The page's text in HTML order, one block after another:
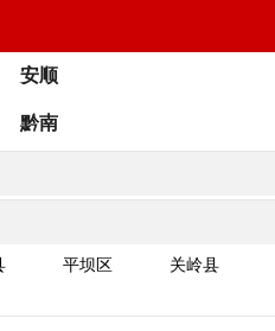
安顺
黔南
平坝区 关岭县